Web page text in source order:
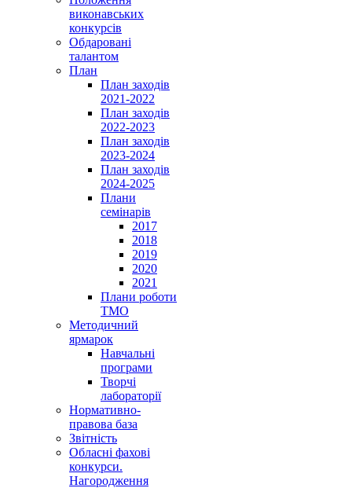
виконавських
конкурсів
Обдаровані
талантом
План
План заходів
2021-2022
План заходів
2022-2023
План заходів
2023-2024
План заходів
2024-2025
Плани
семінарів
2017
2018
2019
2020
2021
Плани роботи
ТМО
Методичний
ярмарок
Навчальні
програми
Творчі
лабораторії
Нормативно-
правова база
Звітність
Обласні фахові
конкурси.
Нагородження